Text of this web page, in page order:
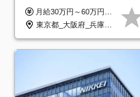
ト案件多数*残業ほぼ0*通院
のための半休制度あり
月給30万円～60万円+住宅手当+職能手当+役職手当+決算賞与+報奨金 ※経験・能力を考慮し、優遇します ※給与には20時間分のみなし時間外手当(3万7000円以上)を含みます(超過時間分は別途追加支給) ※試用期間3～6ヵ月あり(その間の給与、待遇に差異なし) ※場合によって契約社員での採用の可能性あり(面接時に応相談)
東京都_大阪府_兵庫県_京都府_福岡県